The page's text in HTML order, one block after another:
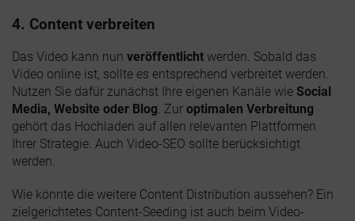
4. Content verbreiten
Das Video kann nun veröffentlicht werden. Sobald das
Video online ist, sollte es entsprechend verbreitet werden.
Nutzen Sie dafür zunächst Ihre eigenen Kanäle wie Social
Media, Website oder Blog. Zur optimalen Verbreitung
gehört das Hochladen auf allen relevanten Plattformen
Ihrer Strategie. Auch Video-SEO sollte berücksichtigt
werden.
Wie könnte die weitere Content Distribution aussehen? Ein
zielgerichtetes Content-Seeding ist auch beim Video-